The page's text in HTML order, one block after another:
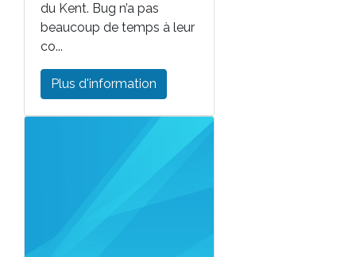
du Kent. Bug n’a pas
beaucoup de temps à leur
co...
Plus d'information